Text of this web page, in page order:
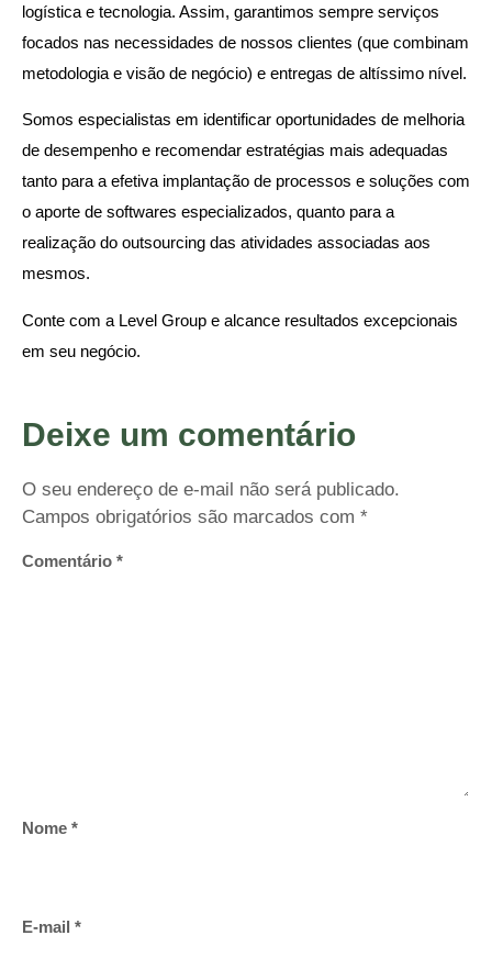
logística e tecnologia. Assim, garantimos sempre serviços
focados nas necessidades de nossos clientes (que combinam
metodologia e visão de negócio) e entregas de altíssimo nível.
Somos especialistas em identificar oportunidades de melhoria
de desempenho e recomendar estratégias mais adequadas
tanto para a efetiva implantação de processos e soluções com
o aporte de softwares especializados, quanto para a
realização do outsourcing das atividades associadas aos
mesmos.
Conte com a Level Group e alcance resultados excepcionais
em seu negócio.
Deixe um comentário
O seu endereço de e-mail não será publicado.
Campos obrigatórios são marcados com *
Comentário *
Nome *
E-mail *